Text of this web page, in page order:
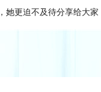
她更迫不及待分享给大家